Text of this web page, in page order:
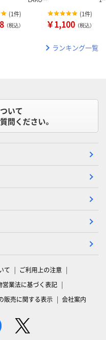
(1件)
（税込）
(1件)
￥1,100 （税込）
ランキング一覧
いて
問ください。
て
ご利用上の注意
営業法に基づく表記
販売に関する表示 会社案内